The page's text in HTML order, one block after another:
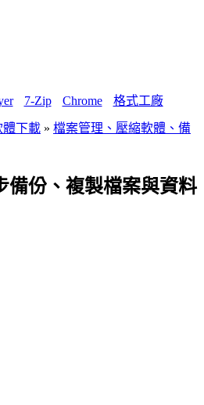
7-Zip Chrome 格式工廠
體下載 » 檔案管理、壓縮軟體、備
備份、複製檔案與資料